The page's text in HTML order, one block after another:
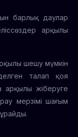
барлық даулар
арқылы
шешу мүмкін
талап қоя
жіберуге
мерзімі шағым